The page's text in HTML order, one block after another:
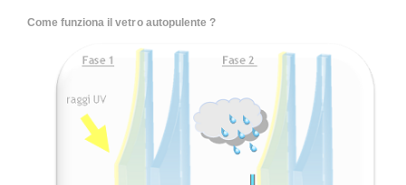
Come funziona il vetro autopulente ?